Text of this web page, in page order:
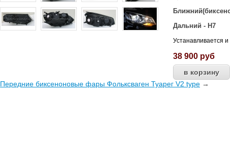
Дальний - H7
Устанавливается
38 900 руб
Передние биксеноновые фары Фольксваген Туарег V2 type →